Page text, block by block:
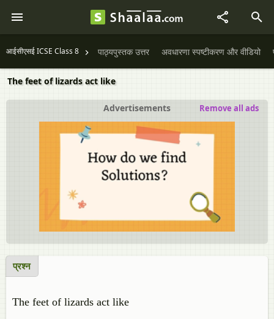
आईसीएसई ICSE Class 8 पाठ्यपुस्तक उत्तर अवधारणा स्पष्टीकरण और वीडियो
The feet of lizards act like
Advertisements Remove all ads
प्रश्न
The feet of lizards act like